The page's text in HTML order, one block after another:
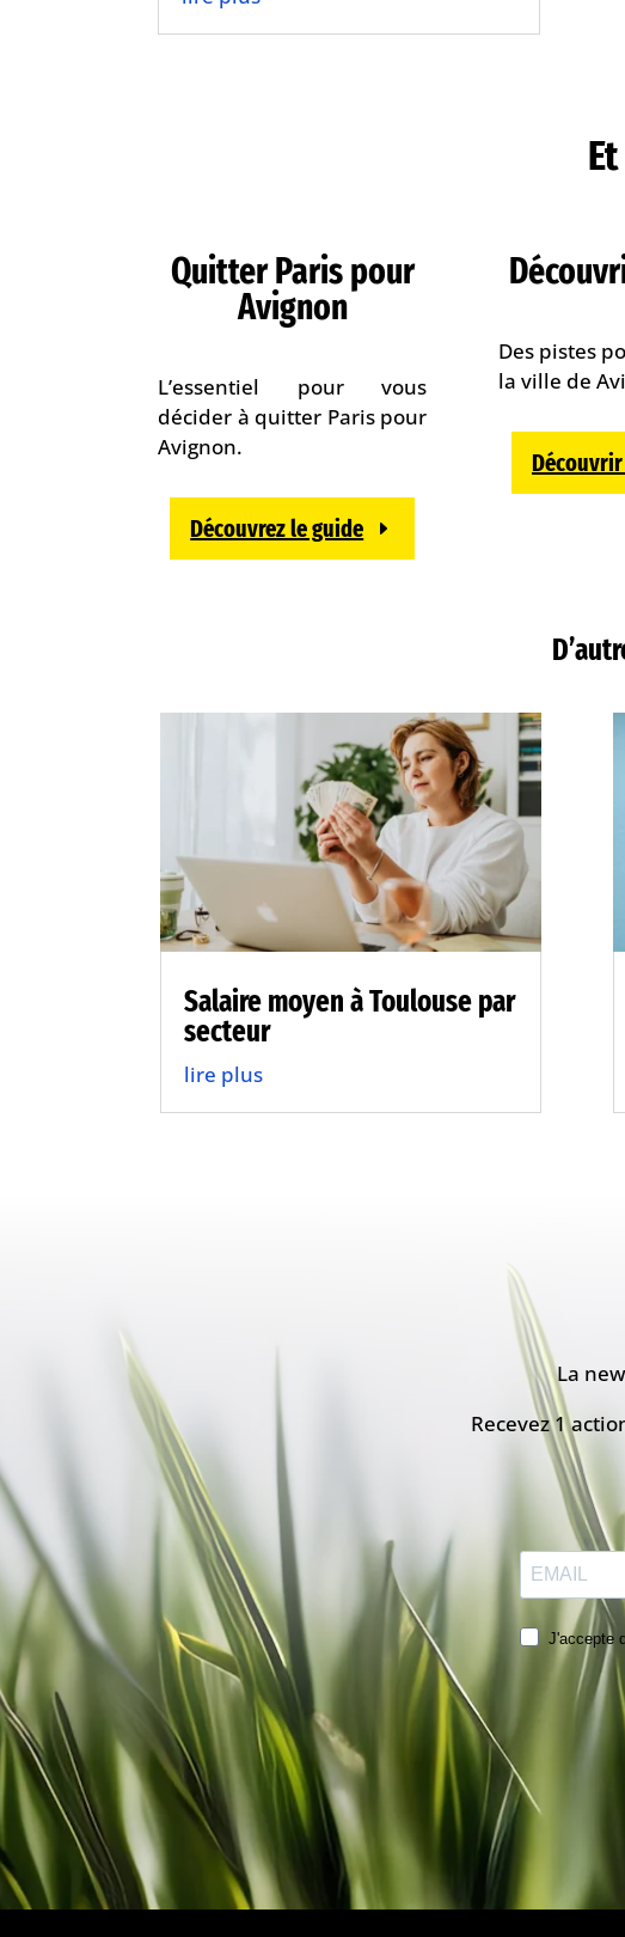
Quitter Paris pour
Avignon
L’essentiel pour vous
décider à quitter Paris pour
Avignon.
Découvrez le guide
Des pistes
la ville de
Salaire moyen à Toulouse par
secteur
lire plus
La
Recevez 1
J'accepte